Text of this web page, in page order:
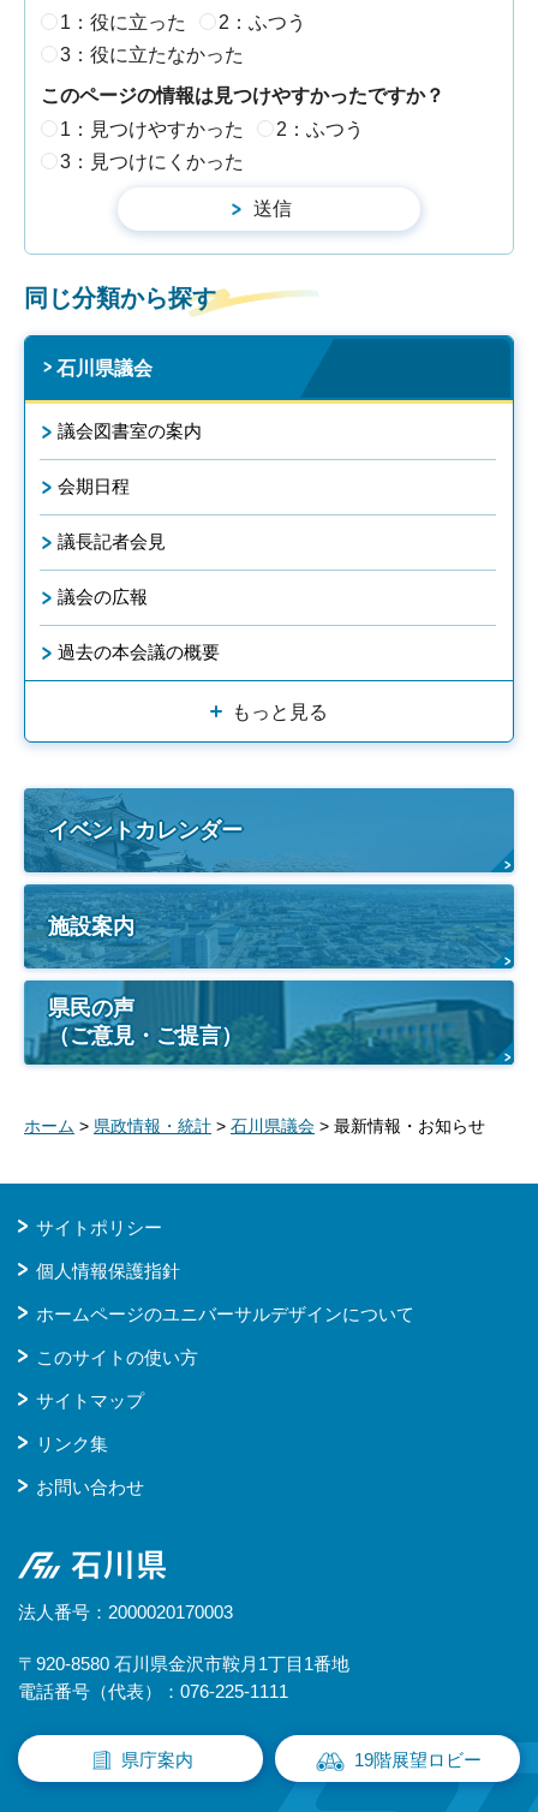
1：役に立った
2：ふつう
3：役に立たなかった
このページの情報は見つけやすかったですか？
1：見つけやすかった
2：ふつう
3：見つけにくかった
同じ分類から探す
石川県議会
議会図書室の案内
会期日程
議長記者会見
議会の広報
過去の本会議の概要
もっと見る
イベントカレンダー
施設案内
県民の声
（ご意見・ご提言）
ホーム > 県政情報・統計 > 石川県議会 > 最新情報・お知らせ
サイトポリシー
個人情報保護指針
ホームページのユニバーサルデザインについて
このサイトの使い方
サイトマップ
リンク集
お問い合わせ
石川県
法人番号：2000020170003
〒920-8580 石川県金沢市鞍月1丁目1番地
電話番号（代表）：076-225-1111
県庁案内 19階展望ロビー